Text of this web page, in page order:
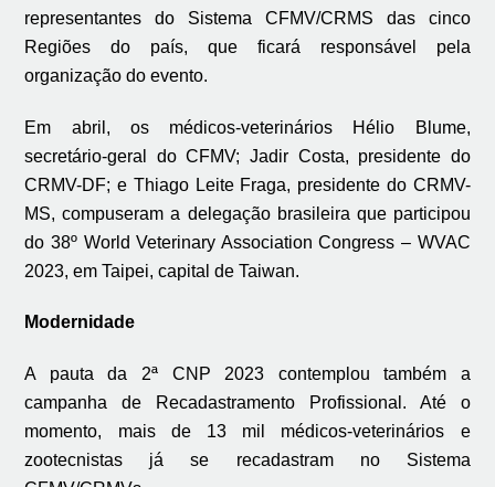
representantes do Sistema CFMV/CRMS das cinco
Regiões do país, que ficará responsável pela
organização do evento.
Em abril, os médicos-veterinários Hélio Blume,
secretário-geral do CFMV; Jadir Costa, presidente do
CRMV-DF; e Thiago Leite Fraga, presidente do CRMV-
MS, compuseram a delegação brasileira que participou
do 38º World Veterinary Association Congress – WVAC
2023, em Taipei, capital de Taiwan.
Modernidade
A pauta da 2ª CNP 2023 contemplou também a
campanha de Recadastramento Profissional. Até o
momento, mais de 13 mil médicos-veterinários e
zootecnistas já se recadastram no Sistema